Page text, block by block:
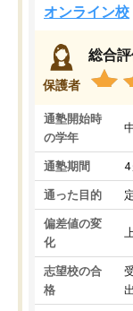
オンライン校
保護者
総合
通塾開始時
の学年
通塾期間 4
通った目的
偏差値の変
化
志望校の合
格